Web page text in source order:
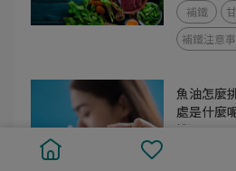
補鐵
補鐵注意
魚油怎麼
處是什麼
挑選原則